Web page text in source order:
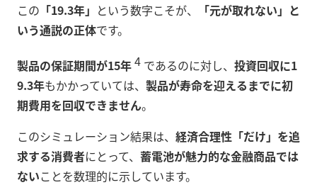
この 「19.3年」 という数字こそが、
「元が取れない」と
いう通説の正体です。
製品の保証期間が15年4 であるのに対し、 投資回収に1
9.3年もかかっていては、 製品が寿命を迎えるまでに初
期費用を回収できません。
このシミュレーション結果は、 経済合理性「だけ」を追
求する消費者にとって、 蓄電池が魅力的な金融商品では
ないことを数理的に示しています。